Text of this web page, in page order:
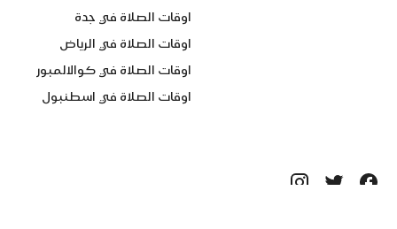
اوقات الصلاة في جدة
اوقات الصلاة في الرياض
اوقات الصلاة في كوالالمبور
اوقات الصلاة في اسطنبول